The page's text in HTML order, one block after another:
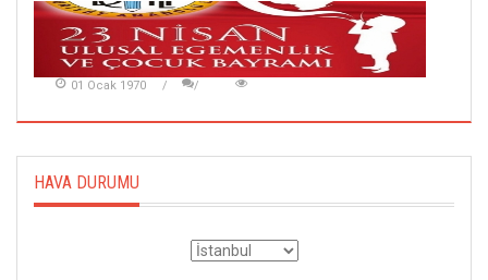
01 Ocak 1970
HAVA DURUMU